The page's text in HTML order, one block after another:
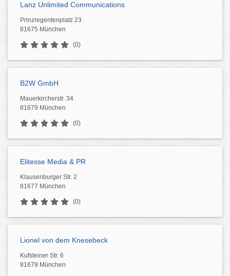
Lanz Unlimited Communications
Prinzregentenplatz 23
81675 München
(0)
B2W GmbH
Mauerkircherstr. 34
81679 München
(0)
Elitesse Media & PR
Klausenburger Str. 2
81677 München
(0)
Lionel von dem Knesebeck
Kufsteiner Str. 6
81679 München